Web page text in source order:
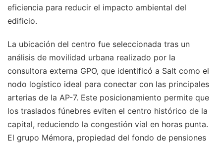
eficiencia para reducir el impacto ambiental del
edificio.
La ubicación del centro fue seleccionada tras un
análisis de movilidad urbana realizado por la
consultora externa GPO, que identificó a Salt como el
nodo logístico ideal para conectar con las principales
arterias de la AP-7. Este posicionamiento permite que
los traslados fúnebres eviten el centro histórico de la
capital, reduciendo la congestión vial en horas punta.
El grupo Mémora, propiedad del fondo de pensiones